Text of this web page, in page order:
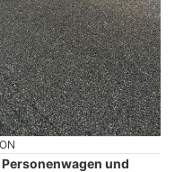
und